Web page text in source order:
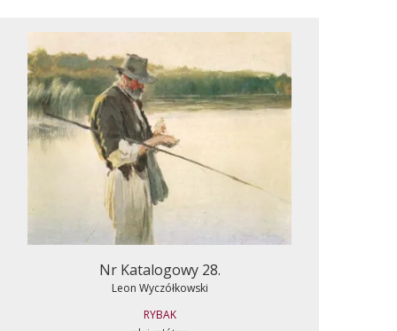
Nr Katalogowy 28.
Leon Wyczółkowski
RYBAK